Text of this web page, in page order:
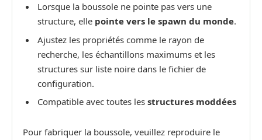
Lorsque la boussole ne pointe pas vers une
structure, elle pointe vers le spawn du monde.
Ajustez les propriétés comme le rayon de
recherche, les échantillons maximums et les
structures sur liste noire dans le fichier de
configuration.
Compatible avec toutes les structures moddées
Pour fabriquer la boussole, veuillez reproduire le